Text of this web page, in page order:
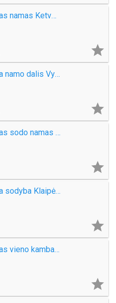
Parduodamas namas Ketvergiuose

Parduodama namo dalis Vydmantų k.

Parduodamas sodo namas Gargžduose

Parduodama sodyba Klaipėdos raj., Rudaičių k.

Parduodamas vieno kambario butas Priestočio g.
